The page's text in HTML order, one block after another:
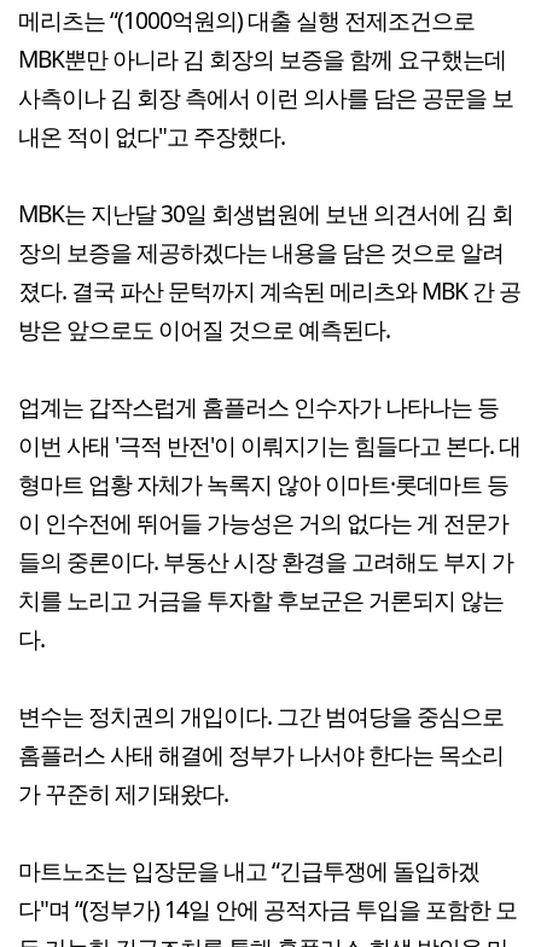
메리츠는 “(1000억원의) 대출 실행 전제조건으로
MBK뿐만 아니라 김 회장의 보증을 함께 요구했는데
사측이나 김 회장 측에서 이런 의사를 담은 공문을 보
내온 적이 없다"고 주장했다.
MBK는 지난달 30일 회생법원에 보낸 의견서에 김 회
장의 보증을 제공하겠다는 내용을 담은 것으로 알려
졌다. 결국 파산 문턱까지 계속된 메리츠와 MBK 간 공
방은 앞으로도 이어질 것으로 예측된다.
업계는 갑작스럽게 홈플러스 인수자가 나타나는 등
이번 사태 '극적 반전'이 이뤄지기는 힘들다고 본다. 대
형마트 업황 자체가 녹록지 않아 이마트·롯데마트 등
이 인수전에 뛰어들 가능성은 거의 없다는 게 전문가
들의 중론이다. 부동산 시장 환경을 고려해도 부지 가
치를 노리고 거금을 투자할 후보군은 거론되지 않는
다.
변수는 정치권의 개입이다. 그간 범여당을 중심으로
홈플러스 사태 해결에 정부가 나서야 한다는 목소리
가 꾸준히 제기돼왔다.
마트노조는 입장문을 내고 “긴급투쟁에 돌입하겠
다"며 “(정부가) 14일 안에 공적자금 투입을 포함한 모